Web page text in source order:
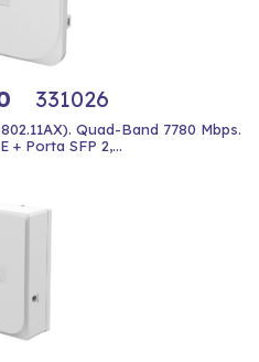
331026
Quad-Band 7780 Mbps.
+ Porta SFP 2,...